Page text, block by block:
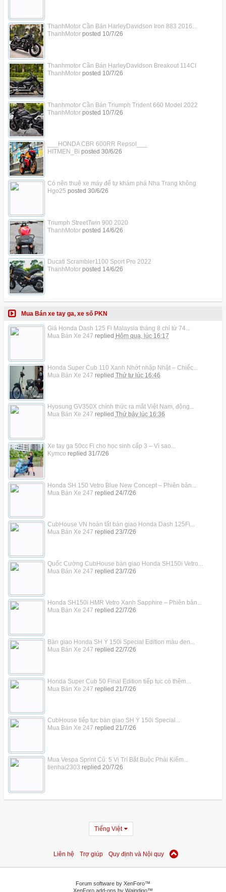
ThanhMotor Cần Bán HarleyDavidson Iron 883 2016...
ThanhMotorposted 10/7/26
Thanhmotor Cần Bán HarleyDavidson Breakout 114CI
ThanhMotorposted 10/7/26
Thanhmotor Cần Bán Triumph Trident 660 Model 2022
ThanhMotorposted 10/7/26
___HONDA CBR 600RR Repsol___
HITMEN_Bi posted 30/6/26
Có nên thuê xe máy để tự khám phá Nha Trang không
Hgo25 posted 30/6/26
Triumph StreetTwin 900 2020
ThanhMotorposted 14/6/26
Ducati Scrambler1100 Sport Pro 2022
ThanhMotorposted 14/6/26
Mua Bán xe tay ga, xe số PKN
Giá Honda Dash 125 Fi Malaysia tháng 8 chỉ từ 74...
Mua Bán Xe 247 replied Hôm qua, lúc 16:17
Honda Super Cub 110 Xanh Nhớt nhập Nhật – Chiếc...
Mua Bán Xe 247 replied Thứ tư lúc 16:46
Hyosung GV350X chính thức ra mắt Việt Nam, động...
Mua Bán Xe 247 replied Thứ bảy lúc 16:36
Xe tay ga 50cc Fi cho học sinh cấp 3 – Vì sao...
Kymco replied 31/7/26
Honda SH 150 Vetro Blue New Concept – Phiên bản...
Mua Bán Xe 247 replied 24/7/26
CubHouse VN hoàn tất bàn giao Honda Dash 125Fi...
Mua Bán Xe 247 replied 23/7/26
Quốc Cường CubHouse bàn giao Honda SH150i Vetro...
Mua Bán Xe 247 replied 23/7/26
Honda SH150i HMR Vetro Xanh Sapphire – Phiên bản...
Mua Bán Xe 247 replied 22/7/26
Bàn giao Honda SH Ý 150i Special Edition màu đen...
Mua Bán Xe 247 replied 22/7/26
Honda Super Cub 50 Final Edition tiếp tục có thêm...
Mua Bán Xe 247 replied 21/7/26
CubHouse tiếp tục bàn giao SH Ý 150i Special...
Mua Bán Xe 247 replied 21/7/26
Mua Vespa Sprint Cũ: 5 Vị Trí Bắt Buộc Phải Kiểm...
tienhai2303 replied 20/7/26
Tiếng Việt
Liên hệ Trợ giúp Quy định và Nội quy
Forum software by XenForo™
XenForo add-ons by Waindigo™